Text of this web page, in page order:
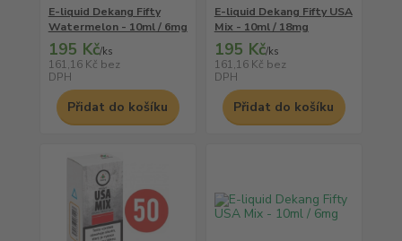
E-liquid Dekang Fifty
Watermelon - 10ml / 6mg
195 Kč/ks
161,16 Kč bez
DPH
Přidat do košíku
E-liquid Dekang Fifty USA
Mix - 10ml / 18mg
195 Kč/ks
161,16 Kč bez
DPH
Přidat do košíku